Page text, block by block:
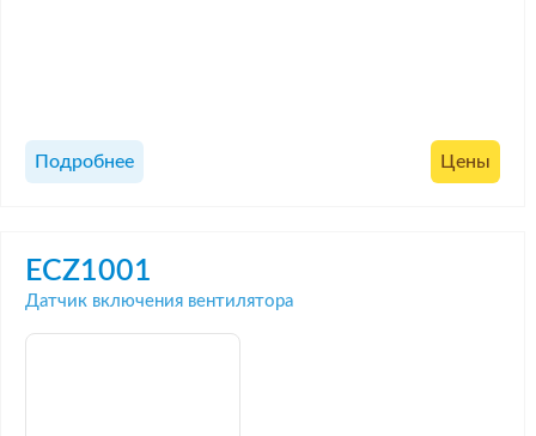
Подробнее Цены
ECZ1001
Датчик включения вентилятора